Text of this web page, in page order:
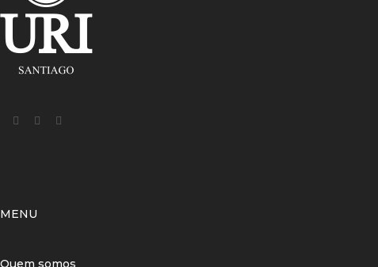
MENU
Quem somos